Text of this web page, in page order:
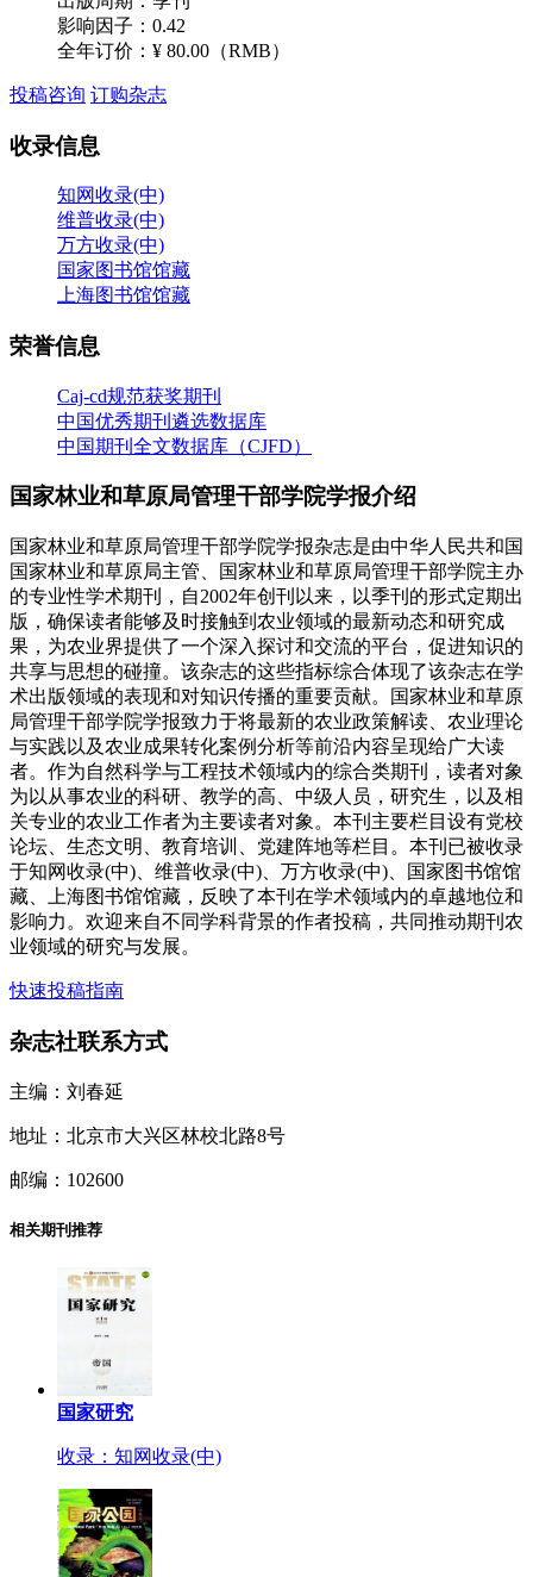
影响因子：0.42
全年订价： ¥ 80.00（RMB）
投稿咨询 订购杂志
收录信息
知网收录(中)
维普收录(中)
万方收录(中)
国家图书馆馆藏
上海图书馆馆藏
荣誉信息
Caj-cd规范获奖期刊
中国优秀期刊遴选数据库
中国期刊全文数据库（CJFD）
国家林业和草原局管理干部学院学报介绍
国家林业和草原局管理干部学院学报杂志是由中华人民共和国
国家林业和草原局主管、国家林业和草原局管理干部学院主办
的专业性学术期刊，自2002年创刊以来，以季刊的形式定期出
版，确保读者能够及时接触到农业领域的最新动态和研究成
果，为农业界提供了一个深入探讨和交流的平台，促进知识的
共享与思想的碰撞。该杂志的这些指标综合体现了该杂志在学
术出版领域的表现和对知识传播的重要贡献。国家林业和草原
局管理干部学院学报致力于将最新的农业政策解读、农业理论
与实践以及农业成果转化案例分析等前沿内容呈现给广大读
者。作为自然科学与工程技术领域内的综合类期刊，读者对象
为以从事农业的科研、教学的高、中级人员，研究生，以及相
关专业的农业工作者为主要读者对象。本刊主要栏目设有党校
论坛、生态文明、教育培训、党建阵地等栏目。本刊已被收录
于知网收录(中)、维普收录(中)、万方收录(中)、国家图书馆馆
藏、上海图书馆馆藏，反映了本刊在学术领域内的卓越地位和
影响力。欢迎来自不同学科背景的作者投稿，共同推动期刊农
业领域的研究与发展。
快速投稿指南
杂志社联系方式
主编：刘春延
地址：北京市大兴区林校北路8号
邮编：102600
相关期刊推荐
国家研究
收录：知网收录(中)